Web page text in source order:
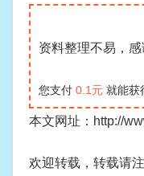
资料整理不易，感
您支付 0.1元 就能获
本文网址：http://
欢迎转载，转载请